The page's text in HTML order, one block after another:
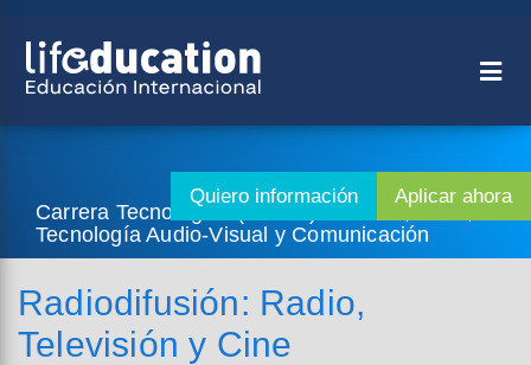
Carrera Tecnológica (3 años) - Diseño, Artes,
Tecnología Audio-Visual y Comunicación
Radiodifusión: Radio,
Televisión y Cine